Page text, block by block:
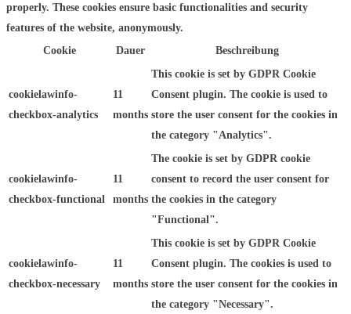
properly. These cookies ensure basic functionalities and security
features of the website, anonymously.
Cookie
Dauer Beschreibung
cookielawinfo-
checkbox-analytics
11
months
This cookie is set by GDPR Cookie
Consent plugin. The cookie is used to
store the user consent for the cookies in
the category "Analytics".
cookielawinfo-
checkbox-functional
11
months
The cookie is set by GDPR cookie
consent to record the user consent for
the cookies in the category
"Functional".
cookielawinfo-
checkbox-necessary
11
months
This cookie is set by GDPR Cookie
Consent plugin. The cookies is used to
store the user consent for the cookies in
the category "Necessary".